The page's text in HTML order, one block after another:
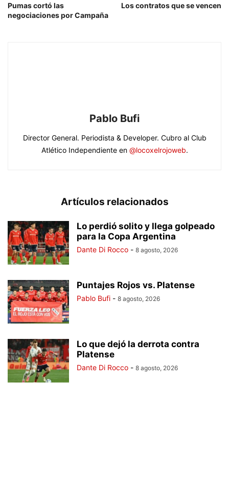
Pumas cortó las
negociaciones por Campaña
Los contratos que se vencen
Pablo Bufi
Director General. Periodista & Developer. Cubro al Club
Atlético Independiente en @locoxelrojoweb.
Artículos relacionados
Lo perdió solito y llega golpeado
para la Copa Argentina
Dante Di Rocco - 8 agosto, 2026
Puntajes Rojos vs. Platense
Pablo Bufi - 8 agosto, 2026
Lo que dejó la derrota contra
Platense
Dante Di Rocco - 8 agosto, 2026